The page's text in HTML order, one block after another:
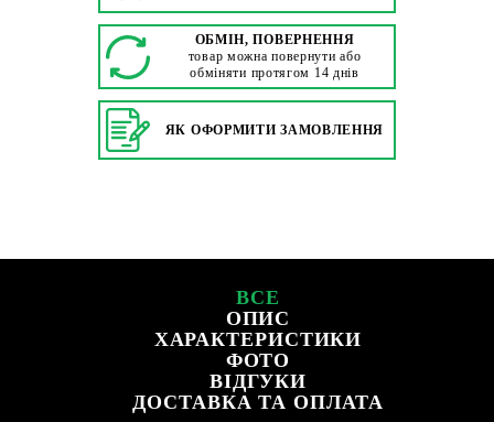
ОБМІН, ПОВЕРНЕННЯ
товар можна повернути або
обміняти протягом 14 днів
ЯК ОФОРМИТИ ЗАМОВЛЕННЯ
ВСЕ
ОПИС
ХАРАКТЕРИСТИКИ
ФОТО
ВІДГУКИ
ДОСТАВКА ТА ОПЛАТА